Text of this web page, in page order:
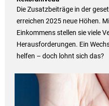
Die Zusatzbeiträge in der
erreichen 2025 neue Höhen.
Einkommens stellen sie viele
Herausforderungen. Ein
helfen – doch lohnt sich das?